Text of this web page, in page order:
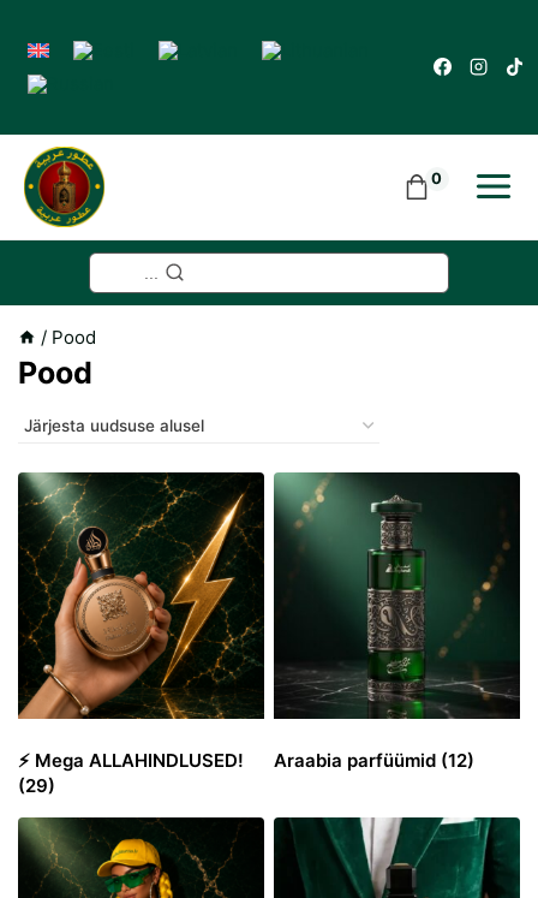
content
0
/ Pood
Pood
⚡️ Mega ALLAHINDLUSED!
(29)
Araabia parfüümid (12)